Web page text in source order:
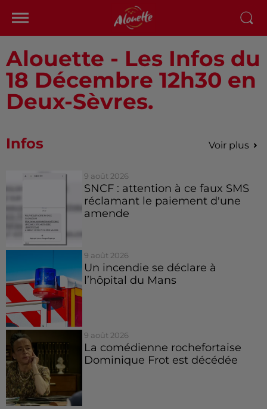
Alouette - Les Infos du
18 Décembre 12h30 en
Deux-Sèvres.
Infos Voir plus
9 août 2026
SNCF : attention à ce faux SMS
réclamant le paiement d'une
amende
9 août 2026
Un incendie se déclare à
l’hôpital du Mans
9 août 2026
La comédienne rochefortaise
Dominique Frot est décédée